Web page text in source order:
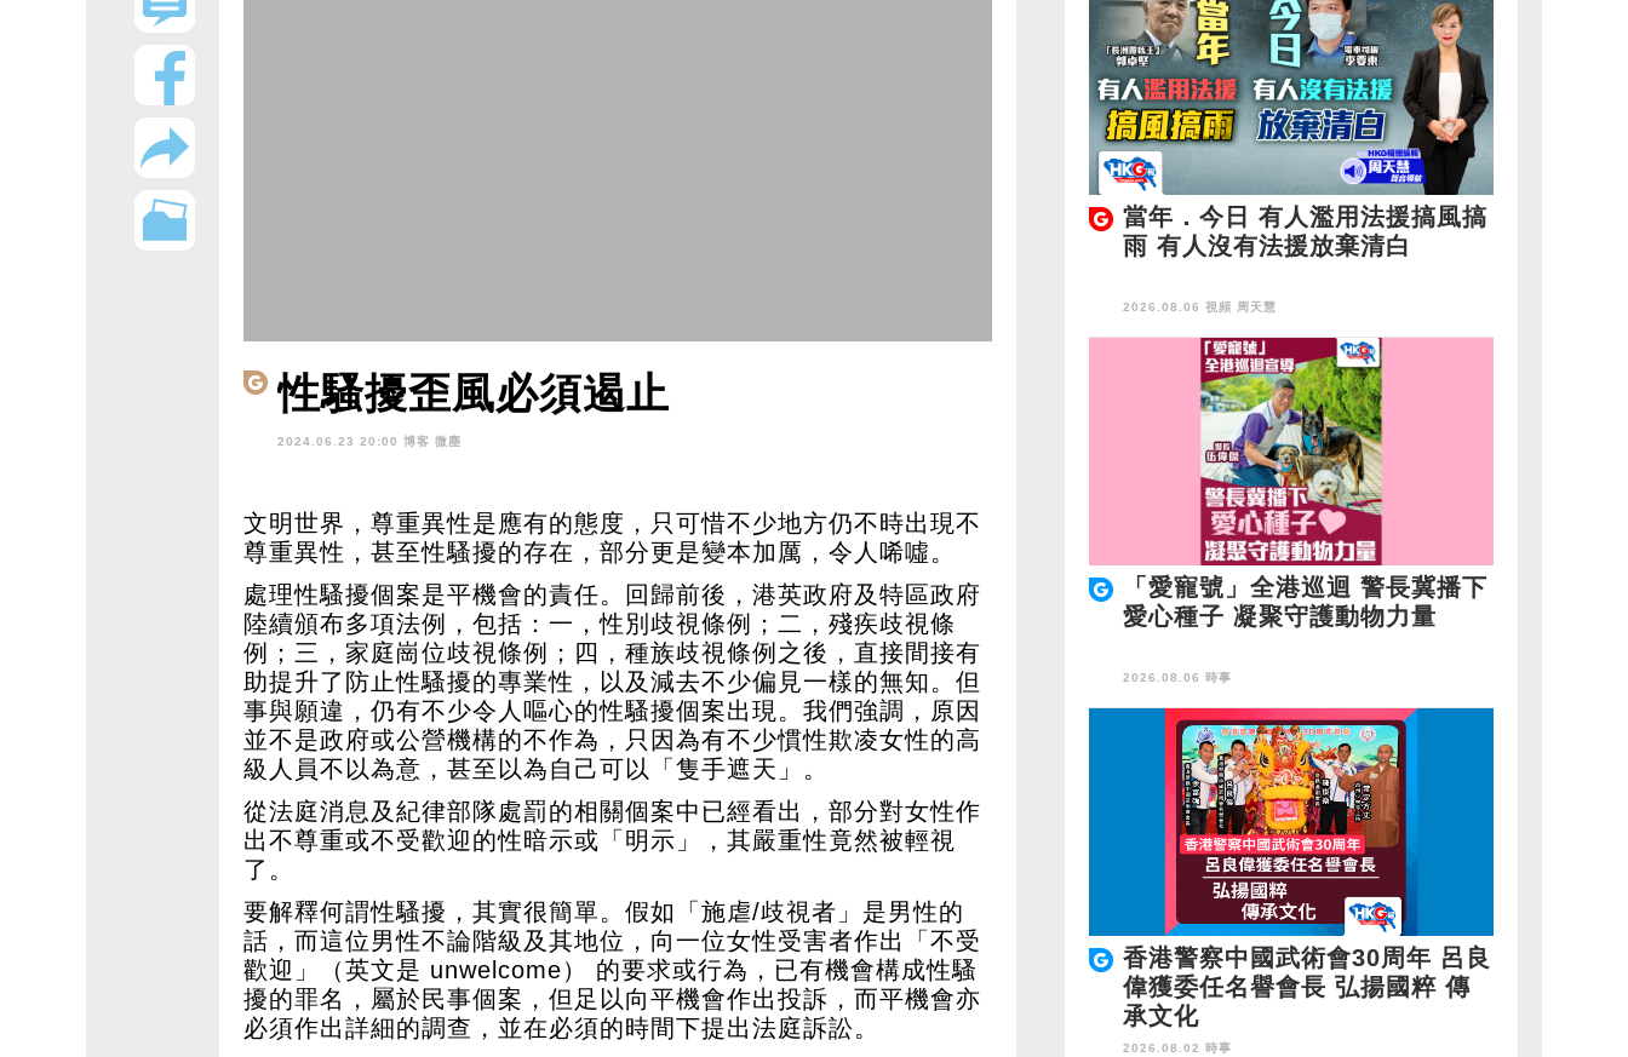
性騷擾歪風必須遏止
2024.06.23 20:00 博客 微塵
文明世界，尊重異性是應有的態度，只可惜不少地方仍不時出現不
尊重異性，甚至性騷擾的存在，部分更是變本加厲，令人唏噓。
處理性騷擾個案是平機會的責任。回歸前後，港英政府及特區政府
陸續頒布多項法例，包括：一，性別歧視條例；二，殘疾歧視條
例；三，家庭崗位歧視條例；四，種族歧視條例之後，直接間接有
助提升了防止性騷擾的專業性，以及減去不少偏見一樣的無知。但
事與願違，仍有不少令人嘔心的性騷擾個案出現。我們強調，原因
並不是政府或公營機構的不作為，只因為有不少慣性欺凌女性的高
級人員不以為意，甚至以為自己可以「隻手遮天」。
從法庭消息及紀律部隊處罰的相關個案中已經看出，部分對女性作
出不尊重或不受歡迎的性暗示或「明示」，其嚴重性竟然被輕視
了。
要解釋何謂性騷擾，其實很簡單。假如「施虐/歧視者」是男性的
話，而這位男性不論階級及其地位，向一位女性受害者作出「不受
歡迎」（英文是 unwelcome） 的要求或行為，已有機會構成性騷
擾的罪名，屬於民事個案，但足以向平機會作出投訴，而平機會亦
必須作出詳細的調查，並在必須的時間下提出法庭訴訟。
當年．今日 有人濫用法援搞風搞
雨 有人沒有法援放棄清白
2026.08.06 視頻 周天慧
「愛寵號」全港巡迴 警長冀播下
愛心種子 凝聚守護動物力量
2026.08.06 時事
香港警察中國武術會30周年 呂良
偉獲委任名譽會長 弘揚國粹 傳
承文化
2026.08.02 時事